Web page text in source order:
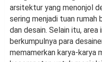
arsitektur yang menonjol
sering menjadi tuan rumah
dan desain. Selain itu,
berkumpulnya para
memamerkan karya-karya